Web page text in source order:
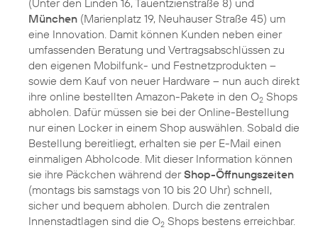
München (Marienplatz 19, Neuhauser Straße 45) um
eine Innovation. Damit können Kunden neben einer
umfassenden Beratung und Vertragsabschlüssen zu
den eigenen Mobilfunk- und Festnetzprodukten –
sowie dem Kauf von neuer Hardware – nun auch direkt
ihre online bestellten Amazon-Pakete in den O2 Shops
abholen. Dafür müssen sie bei der Online-Bestellung
nur einen Locker in einem Shop auswählen. Sobald die
Bestellung bereitliegt, erhalten sie per E-Mail einen
einmaligen Abholcode. Mit dieser Information können
sie ihre Päckchen während derShop-Öffnungszeiten
(montags bis samstags von 10 bis 20 Uhr) schnell,
sicher und bequem abholen. Durch die zentralen
Innenstadtlagen sind die O2 Shops bestens erreichbar.